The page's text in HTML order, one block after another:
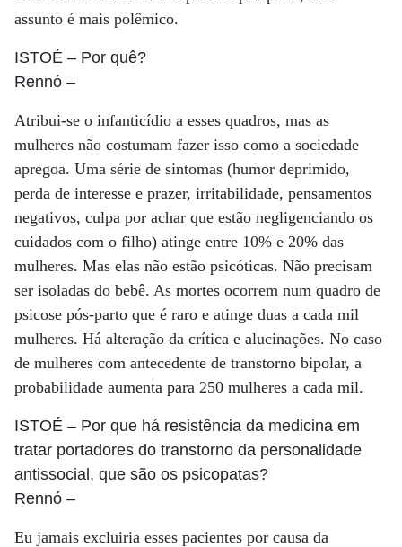
assunto é mais polêmico.
ISTOÉ – Por quê?
Rennó –
Atribui-se o infanticídio a esses quadros, mas as
mulheres não costumam fazer isso como a sociedade
apregoa. Uma série de sintomas (humor deprimido,
perda de interesse e prazer, irritabilidade, pensamentos
negativos, culpa por achar que estão negligenciando os
cuidados com o filho) atinge entre 10% e 20% das
mulheres. Mas elas não estão psicóticas. Não precisam
ser isoladas do bebê. As mortes ocorrem num quadro de
psicose pós-parto que é raro e atinge duas a cada mil
mulheres. Há alteração da crítica e alucinações. No caso
de mulheres com antecedente de transtorno bipolar, a
probabilidade aumenta para 250 mulheres a cada mil.
ISTOÉ – Por que há resistência da medicina em
tratar portadores do transtorno da personalidade
antissocial, que são os psicopatas?
Rennó –
Eu jamais excluiria esses pacientes por causa da